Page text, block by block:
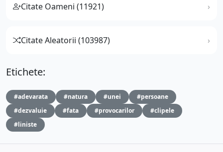
Citate Oameni (11921)
Citate Aleatorii (103987)
Etichete:
#adevarata #natura #unei
#persoane
#dezvaluie
#fata #provocarilor
#clipele
#liniste